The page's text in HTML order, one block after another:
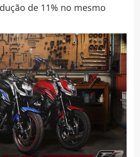
de 11% no mesmo